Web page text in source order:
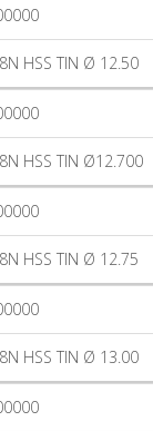
HSS TIN Ø 12.50
HSS TIN Ø12.700
HSS TIN Ø 12.75
HSS TIN Ø 13.00